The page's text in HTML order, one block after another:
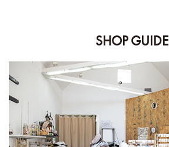
SHOP GUIDE